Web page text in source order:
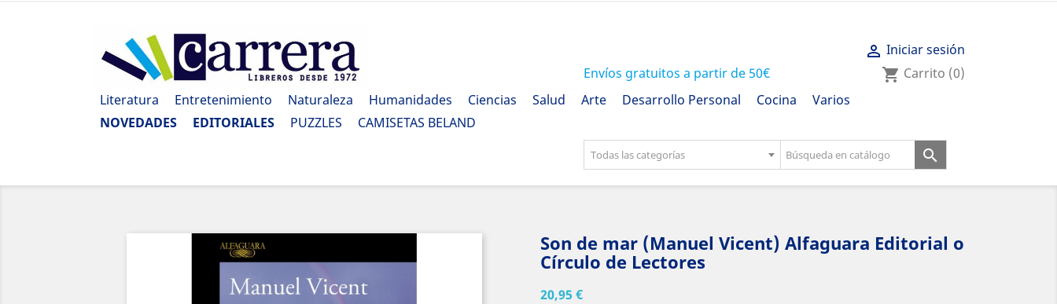
Envíos gratuitos a partir de 50€
Literatura
Entretenimiento Naturaleza Humanidades Ciencias Salud Arte Desarrollo Personal Cocina
Varios
NOVEDADES
EDITORIALES PUZZLES CAMISETAS BELAND
 Iniciar sesión
shopping_cart Carrito (0)
Todas las categorías 
Son de mar (Manuel Vicent) Alfaguara Editorial o
Círculo de Lectores
20,95 €